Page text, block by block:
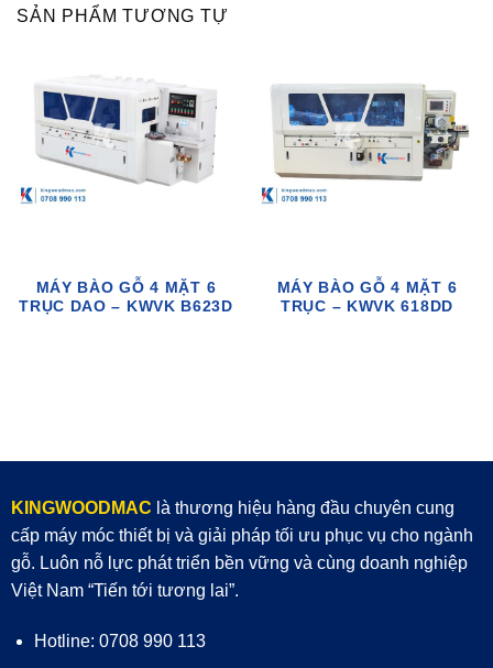
SẢN PHẨM TƯƠNG TỰ
MÁY BÀO GỖ 4 MẶT 6
TRỤC DAO – KWVK B623D
MÁY BÀO GỖ 4 MẶT 6
TRỤC – KWVK 618DD
KINGWOODMAC là thương hiệu hàng đầu chuyên cung
cấp máy móc thiết bị và giải pháp tối ưu phục vụ cho ngành
gỗ. Luôn nỗ lực phát triển bền vững và cùng doanh nghiệp
Việt Nam “Tiến tới tương lai”.
Hotline: 0708 990 113